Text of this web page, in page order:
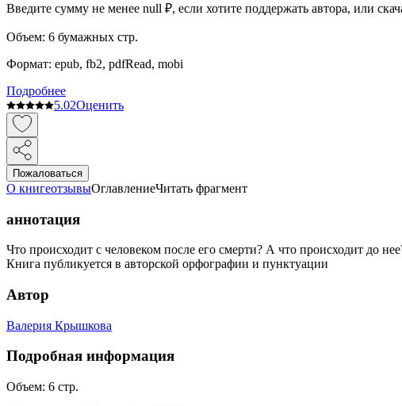
Введите сумму не менее null ₽, если хотите поддержать автора, или
Объем: 6 бумажных стр.
Формат: epub, fb2, pdfRead, mobi
Подробнее
5.02Оценить
Пожаловаться
О книгеотзывыОглавлениеЧитать фрагмент
аннотация
Что происходит с человеком после его смерти? А что происходит до
Книга публикуется в авторской орфографии и пунктуации
Автор
Валерия Крышкова
Подробная информация
Объем: 6 стр.